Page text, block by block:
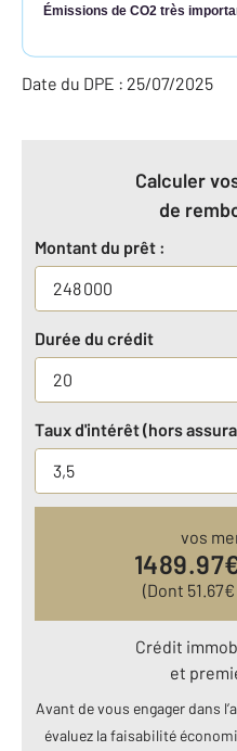
Émissions de CO2 très
Date du DPE : 25/07/2025
Calculer
de
Montant du prêt :
Durée du crédit
Taux d'intérêt (hors
vos
1489.97
(Dont 51.67
Crédit
et
Avant de vous engager dans
évaluez la faisabilité